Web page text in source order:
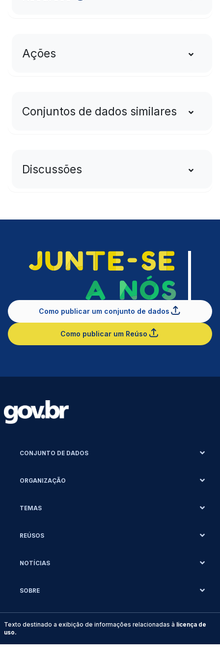
Ações
Conjuntos de dados similares
Discussões
Como publicar um conjunto de dados
Como publicar um Reúso
CONJUNTO DE DADOS
ORGANIZAÇÃO
TEMAS
REÚSOS
NOTÍCIAS
SOBRE
Texto destinado a exibição de informações relacionadas à licença de
uso.